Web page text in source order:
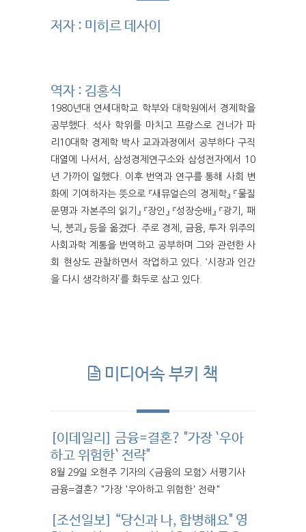
저자 : 미히르 데사이
역자 : 김홍식
1980년대 연세대학교 학부와 대학원에서 경제학을
공부했다. 석사 학위를 마치고 프랑스로 건너가 파
리10대학 경제학 박사 교과과정에서 공부하다 구직
대열에 나서서, 삼성경제연구소와 삼성전자에서 10
년 가까이 일했다. 이후 번역과 연구를 통해 사회 변
화에 기여하자는 뜻으로 『새뮤얼슨의 경제학』 『물질
문명과 자본주의 읽기』 『장인』 『성장숭배』 『광기, 패
닉, 붕괴』 등을 옮겼다. 주로 경제, 금융, 투자 위주의
사회과학 계통을 번역하고 공부하며 그와 관련한 사
회 현상도 관찰하면서 작업하고 있다. ‘시장과 인간
을 다시 생각하자’를 화두로 삼고 있다.
미디어속 부키 책
[이데일리] 금융=결혼? "가장 `우아
하고 위험한` 전략"
8월 29일 오현주 기자의 <금융의 모험> 서평기사
금융=결혼? "가장 '우아하고 위험한' 전략"
[조선일보] “당신과 나, 합병해요" 영